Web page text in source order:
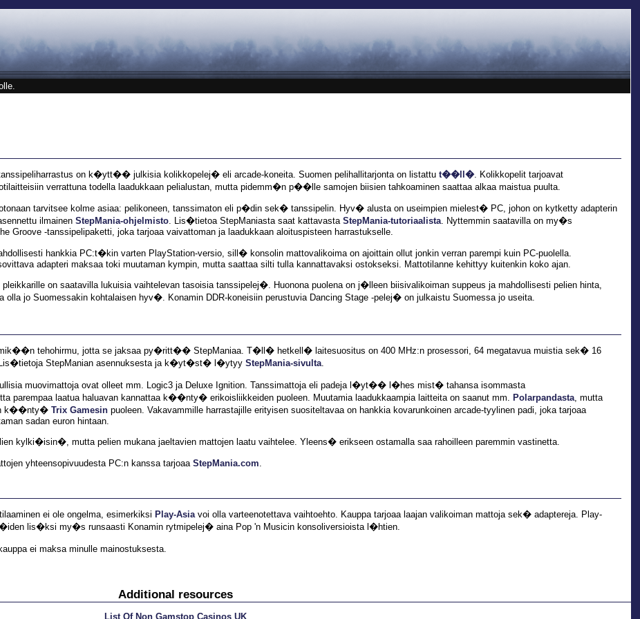
on k�ytt�� julkisia kolikkopelej� eli arcade-koneita. Suomen pelihallitarjonta on listattut��ll�. Kolikkopelit tarjoavat
verrattuna todella laadukkaan pelialustan, mutta pidemm�n p��lle samojen biisien tahkoaminen saattaa alkaa maistua puulta.
tarvitsee kolme asiaa: pelikoneen, tanssimaton eli p�din sek� tanssipelin. Hyv� alusta on useimpien mielest� PC, johon on kytketty adapterin
ilmainenStepMania-ohjelmisto. Lis�tietoa StepManiasta saat kattavastaStepMania-tutoriaalista. Nyttemmin saatavilla on my�s
Groove -tanssipelipaketti, joka tarjoaa vaivattoman ja laadukkaan aloituspisteen harrastukselle.
hankkia PC:t�kin varten PlayStation-versio, sill� konsolin mattovalikoima on ajoittain ollut jonkin verran parempi kuin PC-puolella.
adapteri maksaa toki muutaman kympin, mutta saattaa silti tulla kannattavaksi ostokseksi. Mattotilanne kehittyy kuitenkin koko ajan.
on saatavilla lukuisia vaihtelevan tasoisia tanssipelej�. Huonona puolena on j�lleen biisivalikoiman suppeus ja mahdollisesti pelien hinta,
olla jo Suomessakin kohtalaisen hyv�. Konamin DDR-koneisiin perustuvia Dancing Stage -pelej� on julkaistu Suomessa jo useita.
tehohirmu, jotta se jaksaa py�ritt�� StepManiaa. T�ll� hetkell� laitesuositus on 400 MHz:n prosessori, 64 megatavua muistia sek� 16
StepManian asennuksesta ja k�yt�st� l�ytyyStepMania-sivulta.
muovimattoja ovat olleet mm. Logic3 ja Deluxe Ignition. Tanssimattoja eli padeja l�yt�� l�hes mist� tahansa isommasta
parempaa laatua haluavan kannattaa k��nty� erikoisliikkeiden puoleen. Muutamia laadukkaampia laitteita on saanut mm.Polarpandasta , mutta
k��nty�Trix Gamesin puoleen. Vakavammille harrastajille erityisen suositeltavaa on hankkia kovarunkoinen arcade-tyylinen padi, joka tarjoaa
sadan euron hintaan.
kylki�isin�, mutta pelien mukana jaeltavien mattojen laatu vaihtelee. Yleens� erikseen ostamalla saa rahoilleen paremmin vastinetta.
yhteensopivuudesta PC:n kanssa tarjoaaStepMania.com.
ei ole ongelma, esimerkiksi Play-Asiavoi olla varteenotettava vaihtoehto. Kauppa tarjoaa laajan valikoiman mattoja sek� adaptereja. Play-
lis�ksi my�s runsaasti Konamin rytmipelej� aina Pop 'n Musicin konsoliversioista l�htien.
ei maksa minulle mainostuksesta.
Additional resources
List Of Non Gamstop Casinos UK